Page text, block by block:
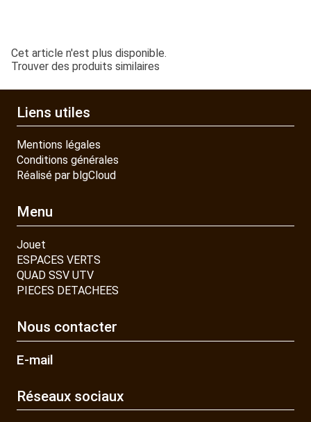
Cet article n'est plus disponible.
Trouver des produits similaires
Liens utiles
Mentions légales
Conditions générales
Réalisé par blgCloud
Menu
Jouet
ESPACES VERTS
QUAD SSV UTV
PIECES DETACHEES
Nous contacter
E-mail
Réseaux sociaux